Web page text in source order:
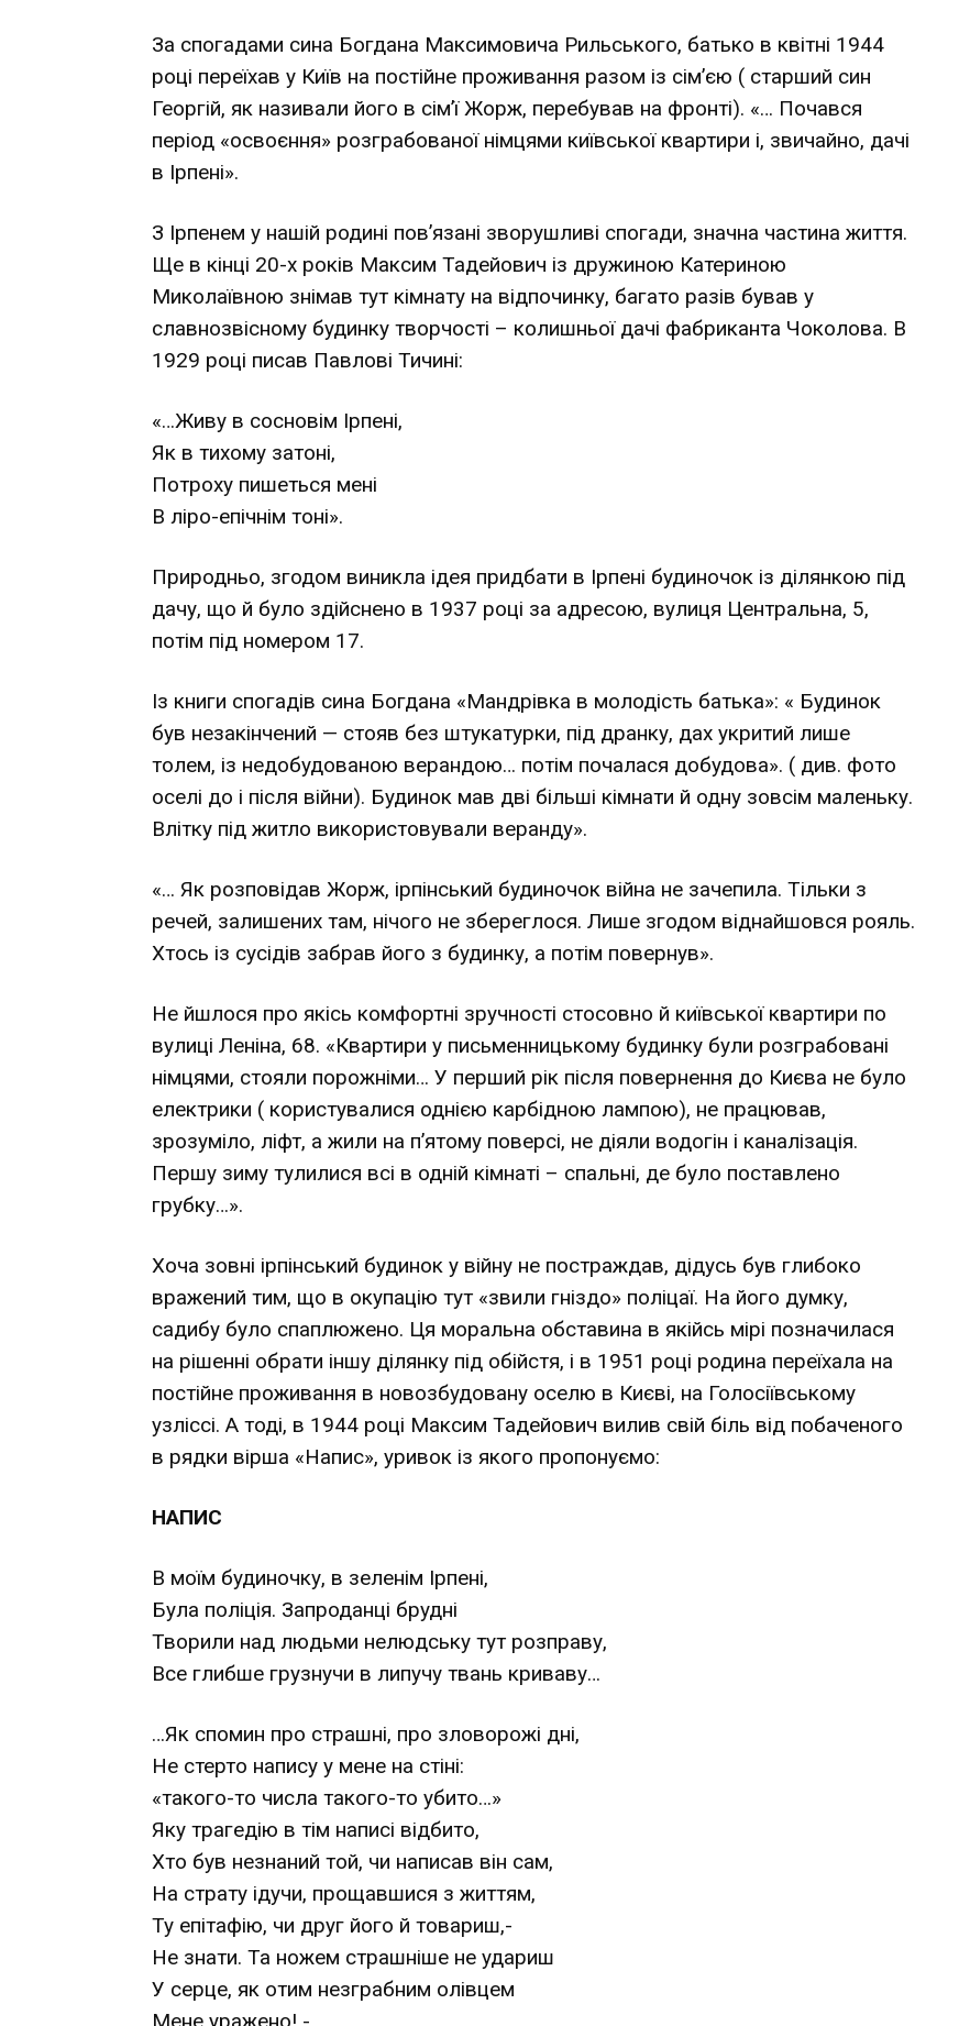
За спогадами сина Богдана Максимовича Рильського, батько в квітні 1944
році переїхав у Київ на постійне проживання разом із сім’єю ( старший син
Георгій, як називали його в сім’ї Жорж, перебував на фронті). «… Почався
період «освоєння» розграбованої німцями київської квартири і, звичайно, дачі
в Ірпені».
З Ірпенем у нашій родині пов’язані зворушливі спогади, значна частина життя.
Ще в кінці 20-х років Максим Тадейович із дружиною Катериною
Миколаївною знімав тут кімнату на відпочинку, багато разів бував у
славнозвісному будинку творчості – колишньої дачі фабриканта Чоколова. В
1929 році писав Павлові Тичині:
«…Живу в сосновім Ірпені,
Як в тихому затоні,
Потроху пишеться мені
В ліро-епічнім тоні».
Природньо, згодом виникла ідея придбати в Ірпені будиночок із ділянкою під
дачу, що й було здійснено в 1937 році за адресою, вулиця Центральна, 5,
потім під номером 17.
Із книги спогадів сина Богдана «Мандрівка в молодість батька»: « Будинок
був незакінчений — стояв без штукатурки, під дранку, дах укритий лише
толем, із недобудованою верандою… потім почалася добудова». ( див. фото
оселі до і після війни). Будинок мав дві більші кімнати й одну зовсім маленьку.
Влітку під житло використовували веранду».
«… Як розповідав Жорж, ірпінський будиночок війна не зачепила. Тільки з
речей, залишених там, нічого не збереглося. Лише згодом віднайшовся рояль.
Хтось із сусідів забрав його з будинку, а потім повернув».
Не йшлося про якісь комфортні зручності стосовно й київської квартири по
вулиці Леніна, 68. «Квартири у письменницькому будинку були розграбовані
німцями, стояли порожніми… У перший рік після повернення до Києва не було
електрики ( користувалися однією карбідною лампою), не працював,
зрозуміло, ліфт, а жили на п’ятому поверсі, не діяли водогін і каналізація.
Першу зиму тулилися всі в одній кімнаті – спальні, де було поставлено
грубку…».
Хоча зовні ірпінський будинок у війну не постраждав, дідусь був глибоко
вражений тим, що в окупацію тут «звили гніздо» поліцаї. На його думку,
садибу було спаплюжено. Ця моральна обставина в якійсь мірі позначилася
на рішенні обрати іншу ділянку під обійстя, і в 1951 році родина переїхала на
постійне проживання в новозбудовану оселю в Києві, на Голосіївському
узліссі. А тоді, в 1944 році Максим Тадейович вилив свій біль від побаченого
в рядки вірша «Напис», уривок із якого пропонуємо:
НАПИС
В моїм будиночку, в зеленім Ірпені,
Була поліція. Запроданці брудні
Творили над людьми нелюдську тут розправу,
Все глибше грузнучи в липучу твань криваву…
…Як спомин про страшні, про зловорожі дні,
Не стерто напису у мене на стіні:
«такого-то числа такого-то убито…»
Яку трагедію в тім написі відбито,
Хто був незнаний той, чи написав він сам,
На страту ідучи, прощавшися з життям,
Ту епітафію, чи друг його й товариш,-
Не знати. Та ножем страшніше не удариш
У серце, як отим незграбним олівцем